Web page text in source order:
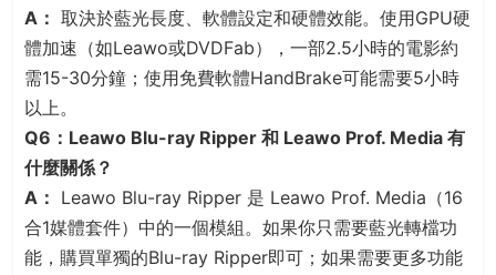
A： 取決於藍光長度、軟體設定和硬體效能。使用GPU硬
體加速（如Leawo或DVDFab），一部2.5小時的電影約
需15-30分鐘；使用免費軟體HandBrake可能需要5小時
以上。
Q6：Leawo Blu-ray Ripper 和 Leawo Prof. Media 有
什麼關係？
A： Leawo Blu-ray Ripper 是 Leawo Prof. Media（16
合1媒體套件）中的一個模組。如果你只需要藍光轉檔功
能，購買單獨的Blu-ray Ripper即可；如果需要更多功能